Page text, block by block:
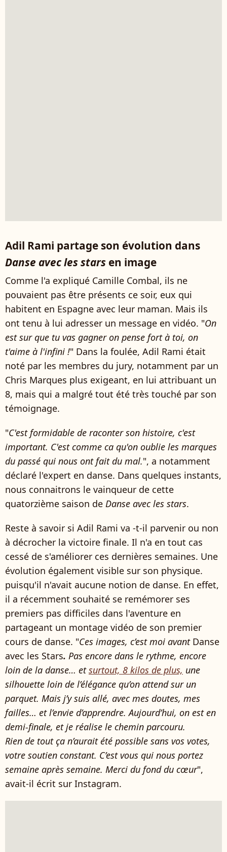
Adil Rami partage son évolution dans
Danse avec les stars en image
Comme l'a expliqué Camille Combal, ils ne
pouvaient pas être présents ce soir, eux qui
habitent en Espagne avec leur maman. Mais ils
ont tenu à lui adresser un message en vidéo. "On
est sur que tu vas gagner on pense fort à toi, on
t'aime à l'infini !" Dans la foulée, Adil Rami était
noté par les membres du jury, notamment par un
Chris Marques plus exigeant, en lui attribuant un
8, mais qui a malgré tout été très touché par son
témoignage.
"C'est formidable de raconter son histoire, c'est
important. C'est comme ca qu'on oublie les marques
du passé qui nous ont fait du mal.", a notamment
déclaré l'expert en danse. Dans quelques instants,
nous connaitrons le vainqueur de cette
quatorzième saison de Danse avec les stars.
Reste à savoir si Adil Rami va -t-il parvenir ou non
à décrocher la victoire finale. Il n'a en tout cas
cessé de s'améliorer ces dernières semaines. Une
évolution également visible sur son physique.
puisqu'il n'avait aucune notion de danse. En effet,
il a récemment souhaité se remémorer ses
premiers pas difficiles dans l'aventure en
partageant un montage vidéo de son premier
cours de danse. "Ces images, c’est moi avantDanse
avec les Stars. Pas encore dans le rythme, encore
loin de la danse… etsurtout, 8 kilos de plus, une
silhouette loin de l’élégance qu’on attend sur un
parquet. Mais j’y suis allé, avec mes doutes, mes
failles… et l’envie d’apprendre. Aujourd’hui, on est en
demi-finale, et je réalise le chemin parcouru.
Rien de tout ça n’aurait été possible sans vos votes,
votre soutien constant. C’est vous qui nous portez
semaine après semaine. Merci du fond du cœur",
avait-il écrit sur Instagram.